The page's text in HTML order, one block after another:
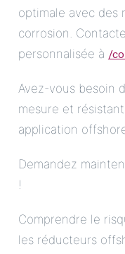
optimale avec des
corrosion.
personnalisée à /
Avez-vous besoin
mesure et
application
Demandez
!
Comprendre le
les réducteurs